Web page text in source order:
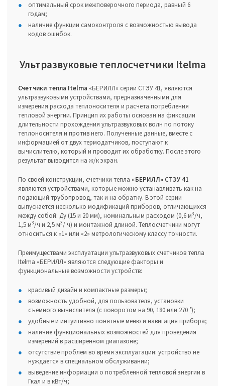
оптимальный срок межповерочного периода, равный 6
годам;
наличие функции самоконтроля с возможностью вывода
кодов ошибок.
Ультразвуковые теплосчетчики Itelma
Счетчики тепла Itelma «БЕРИЛЛ» серии СТЭУ 41, являются
ультразвуковыми устройствами, предназначенными для
измерения расхода теплоносителя и расчета потребления
тепловой энергии. Принцип их работы основан на фиксации
длительности прохождения ультразвуковых волн по потоку
теплоносителя и против него. Полученные данные, вместе с
информацией от двух термодатчиков, поступают к
вычислителю, который и проводит их обработку. После этого
результат выводится на ж/к экран.
По своей конструкции, счетчики тепла «БЕРИЛЛ» СТЭУ 41
являются устройствами, которые можно устанавливать как на
подающий трубопровод, так и на обратку. В этой серии
выпускается несколько модификаций приборов, отличающихся
между собой: Ду (15 и 20 мм), номинальным расходом (0,6 м3/ч,
1,5 м3/ч и 2,5 м3/ ч) и монтажной длиной. Теплосчетчики могут
относиться к «1» или «2» метрологическому классу точности.
Преимуществами эксплуатации ультразвуковых счетчиков тепла
Itelma «БЕРИЛЛ» являются следующие факторы и
функциональные возможности устройств:
красивый дизайн и компактные размеры;
возможность удобной, для пользователя, установки
съемного вычислителя (с поворотом на 90, 180 или 270 °);
удобные и интуитивно понятные меню и навигация прибора;
наличие функциональных возможностей для проведения
измерений в расширенном диапазоне;
отсутствие проблем во время эксплуатации: устройство не
нуждается в специальном обслуживании;
выведение информации о потребленной тепловой энергии в
Гкал и в кВт/ч;